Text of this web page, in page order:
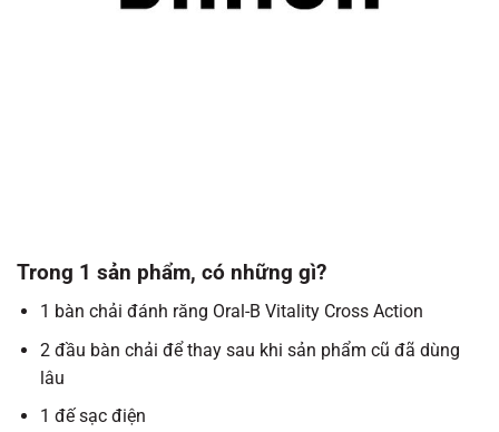
Trong 1 sản phẩm, có những gì?
1 bàn chải đánh răng Oral-B Vitality Cross Action
2 đầu bàn chải để thay sau khi sản phẩm cũ đã dùng
lâu
1 đế sạc điện